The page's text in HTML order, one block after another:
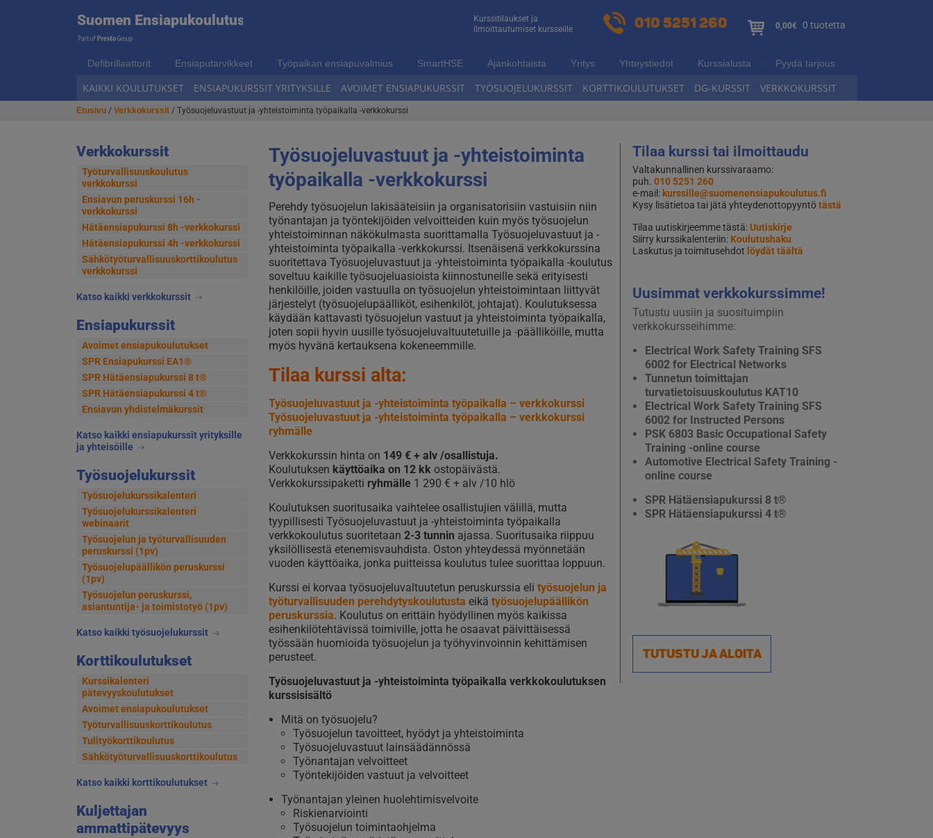
Hyppää
navigointiin
Hyppää
sisältöön
Suomen EnsiapukoulutusSuomen
Kurssitilaukset ja
ilmoittautumiset kursseille
010 5251 260 0,00€ 0 tuotetta
Defibrillaattorit Ensiaputarvikkeet Työpaikan ensiapuvalmius SmartHSE Ajankohtaista Yritys Yhteystiedot Kurssialusta Pyydä tarjous
KAIKKI KOULUTUKSET ENSIAPUKURSSIT YRITYKSILLE AVOIMET ENSIAPUKURSSIT TYÖSUOJELUKURSSIT KORTTIKOULUTUKSET DG-KURSSIT VERKKOKURSSIT
Etusivu/ Verkkokurssit/ Työsuojeluvastuut ja -yhteistoiminta työpaikalla -verkkokurssi
Verkkokurssit
Työturvallisuuskoulutus
verkkokurssi
Ensiavun peruskurssi 16h -
verkkokurssi
Hätäensiapukurssi 8h -verkkokurssi
Hätäensiapukurssi 4h -verkkokurssi
Sähkötyöturvallisuus­korttikoulutus
verkkokurssi
Katso kaikki verkkokurssit
Ensiapukurssit
Avoimet ensiapukoulutukset
SPR Ensiapukurssi EA1®
SPR Hätäensiapukurssi 8 t®
SPR Hätäensiapukurssi 4 t®
Ensiavun yhdistelmäkurssit
Katso kaikki ensiapukurssit yrityksille
ja yhteisöille
Työsuojelukurssit
Työsuojelukurssikalenteri
Työsuojelukurssikalenteri
webinaarit
Työsuojelun ja työturvallisuuden
peruskurssi (1pv)
Työsuojelupäällikön peruskurssi
(1pv)
Työsuojelun peruskurssi,
asiantuntija- ja toimistotyö (1pv)
Katso kaikki työsuojelukurssit
Korttikoulutukset
Kurssikalenteri
pätevyyskoulutukset
Avoimet ensiapukoulutukset
Työturvallisuuskorttikoulutus
Tulityökorttikoulutus
Sähkötyöturvallisuuskorttikoulutus
Katso kaikki korttikoulutukset
Kuljettajan
ammattipätevyys
Työsuojeluvastuut ja -yhteistoiminta
työpaikalla -verkkokurssi
Perehdy työsuojelun lakisääteisiin ja organisatorisiin vastuisiin niin
työnantajan ja työntekijöiden velvoitteiden kuin myös työsuojelun
yhteistoiminnan näkökulmasta suorittamalla Työsuojeluvastuut ja -
yhteistoiminta työpaikalla -verkkokurssi. Itsenäisenä verkkokurssina
suoritettava Työsuojeluvastuut ja -yhteistoiminta työpaikalla -koulutus
soveltuu kaikille työsuojeluasioista kiinnostuneille sekä erityisesti
henkilöille, joiden vastuulla on työsuojelun yhteistoimintaan liittyvät
järjestelyt (työsuojelupäälliköt, esihenkilöt, johtajat). Koulutuksessa
käydään kattavasti työsuojelun vastuut ja yhteistoiminta työpaikalla,
joten sopii hyvin uusille työsuojeluvaltuutetuille ja -päälliköille, mutta
myös hyvänä kertauksena kokeneemmille.
Tilaa kurssi alta:
Työsuojeluvastuut ja -yhteistoiminta työpaikalla – verkkokurssi
Työsuojeluvastuut ja -yhteistoiminta työpaikalla – verkkokurssi
ryhmälle
Verkkokurssin hinta on 149 € + alv /osallistuja.
Koulutuksen käyttöaika on 12 kk ostopäivästä.
Verkkokurssipaketti ryhmälle 1 290 € + alv /10 hlö
Koulutuksen suoritusaika vaihtelee osallistujien välillä, mutta
tyypillisesti Työsuojeluvastuut ja -yhteistoiminta työpaikalla
verkkokoulutus suoritetaan 2-3 tunnin ajassa. Suoritusaika riippuu
yksilöllisestä etenemisvauhdista. Oston yhteydessä myönnetään
vuoden käyttöaika, jonka puitteissa koulutus tulee suorittaa loppuun.
Kurssi ei korvaa työsuojeluvaltuutetun peruskurssia eli työsuojelun ja
työturvallisuuden perehdytyskoulutusta eikä työsuojelupäällikön
peruskurssia. Koulutus on erittäin hyödyllinen myös kaikissa
esihenkilötehtävissä toimiville, jotta he osaavat päivittäisessä
työssään huomioida työsuojelun ja työhyvinvoinnin kehittämisen
perusteet.
Työsuojeluvastuut ja -yhteistoiminta työpaikalla verkkokoulutuksen
kurssisisältö
Mitä on työsuojelu?
Työsuojelun tavoitteet, hyödyt ja yhteistoiminta
Työsuojeluvastuut lainsäädännössä
Työnantajan velvoitteet
Työntekijöiden vastuut ja velvoitteet
Työnantajan yleinen huolehtimisvelvoite
Riskienarviointi
Työsuojelun toimintaohjelma
Tilaa kurssi tai ilmoittaudu
Valtakunnallinen kurssivaraamo:
puh.010 5251 260
e-mail: kurssille@suomenensiapukoulutus.fi
Kysy lisätietoa tai jätä yhteydenottopyyntötästä
Tilaa uutiskirjeemme tästä:Uutiskirje
Siirry kurssikalenteriin: Koulutushaku
Laskutus ja toimitusehdot löydät täältä
Uusimmat verkkokurssimme!
Tutustu uusiin ja suosituimpiin
verkkokursseihimme:
Electrical Work Safety Training SFS
6002 for Electrical Networks
Tunnetun toimittajan
turvatietoisuuskoulutus KAT10
Electrical Work Safety Training SFS
6002 for Instructed Persons
PSK 6803 Basic Occupational Safety
Training -online course
Automotive Electrical Safety Training -
online course
SPR Hätäensiapukurssi 8 t®
SPR Hätäensiapukurssi 4 t®
Tutustu ja aloita